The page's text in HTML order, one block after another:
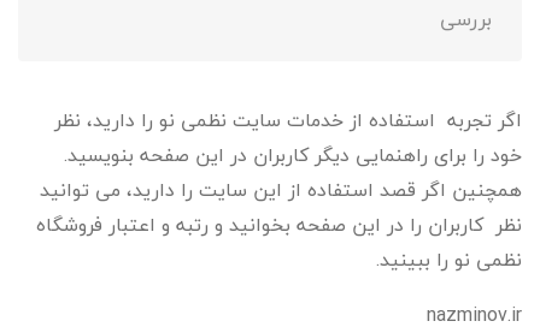
بررسی
اگر تجربه استفاده از خدمات سایت نظمی نو را دارید، نظر
خود را برای راهنمایی دیگر کاربران در این صفحه بنویسید.
همچنین اگر قصد استفاده از این سایت را دارید، می توانید
نظر کاربران را در این صفحه بخوانید و رتبه و اعتبار فروشگاه
نظمی نو را ببینید.
nazminov.ir